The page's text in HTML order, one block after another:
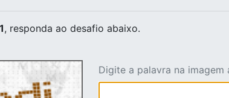
, responda ao desafio abaixo.
Digite a palavra na